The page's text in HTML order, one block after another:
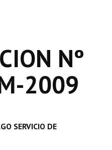
Nº
2009
SERVICIO DE